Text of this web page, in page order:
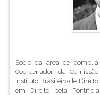
Sócio da área de
Coordenador da
Instituto Brasileiro de
em Direito pela Pontifícia